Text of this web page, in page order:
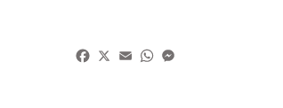
Facebook
X EmailWhatsApp